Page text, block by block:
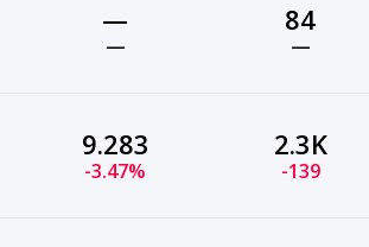
—
—
84
—
9.283
-3.47%
2.3K
-139